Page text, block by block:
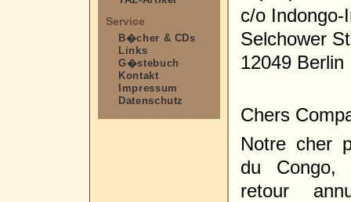
Service
B�cher & CDs
Links
G�stebuch
Kontakt
Impressum
Datenschutz
c/o Indongo-
Selchower
12049 Berlin
Chers
Notre cher
du Congo,
retour